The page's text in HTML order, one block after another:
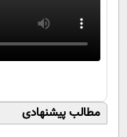
مطالب پیشنهادی